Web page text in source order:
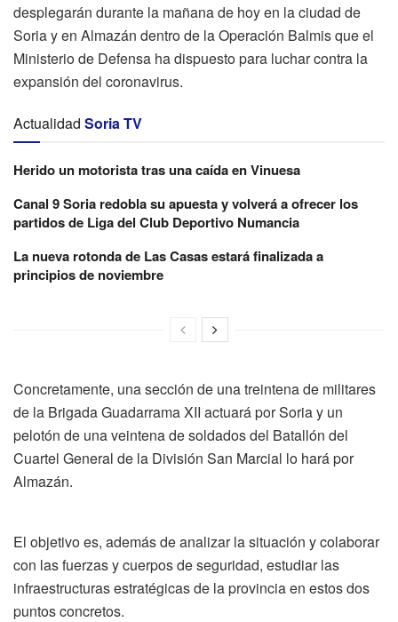
desplegarán durante la mañana de hoy en la ciudad de
Soria y en Almazán dentro de la Operación Balmis que el
Ministerio de Defensa ha dispuesto para luchar contra la
expansión del coronavirus.
Actualidad Soria TV
Herido un motorista tras una caída en Vinuesa
Canal 9 Soria redobla su apuesta y volverá a ofrecer los
partidos de Liga del Club Deportivo Numancia
La nueva rotonda de Las Casas estará finalizada a
principios de noviembre
Concretamente, una sección de una treintena de militares
de la Brigada Guadarrama XII actuará por Soria y un
pelotón de una veintena de soldados del Batallón del
Cuartel General de la División San Marcial lo hará por
Almazán.
El objetivo es, además de analizar la situación y colaborar
con las fuerzas y cuerpos de seguridad, estudiar las
infraestructuras estratégicas de la provincia en estos dos
puntos concretos.